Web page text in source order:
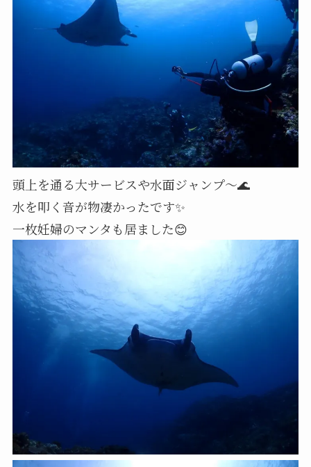
頭上を通る大サービスや水面ジャンプ～🌊
水を叩く音が物凄かったです✨
一枚妊婦のマンタも居ました😊